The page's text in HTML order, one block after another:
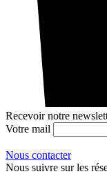
Recevoir notre
Votre mail
Nous contacter
Nous suivre sur les